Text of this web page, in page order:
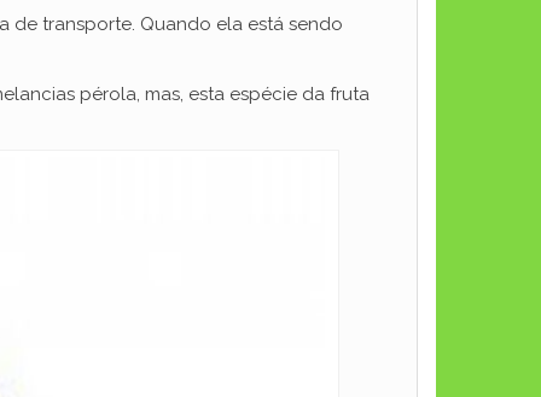
de transporte. Quando ela está sendo
pérola, mas, esta espécie da fruta